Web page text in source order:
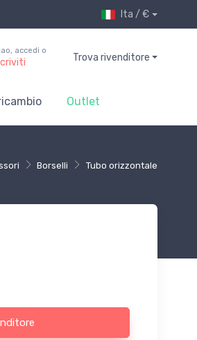
Ita / €
accedi o
Trova rivenditore
Outlet
Borselli Tubo orizzontale